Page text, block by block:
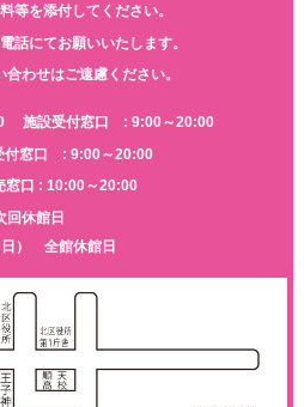
等を添付してください。
話にてお願いいたします。
わせはご遠慮ください。
施設受付窓口 : 9:00～20:00
付窓口 : 9:00～20:00
窓口 : 10:00～20:00
回休館日
日） 全館休館日